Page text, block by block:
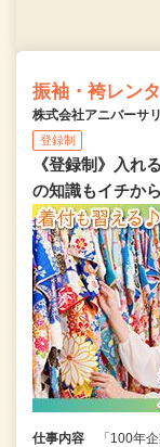
振袖・袴レン
株式会社アニバーサ
登録制
《登録制》入れ
の知識もイチか
仕事内容
「100年